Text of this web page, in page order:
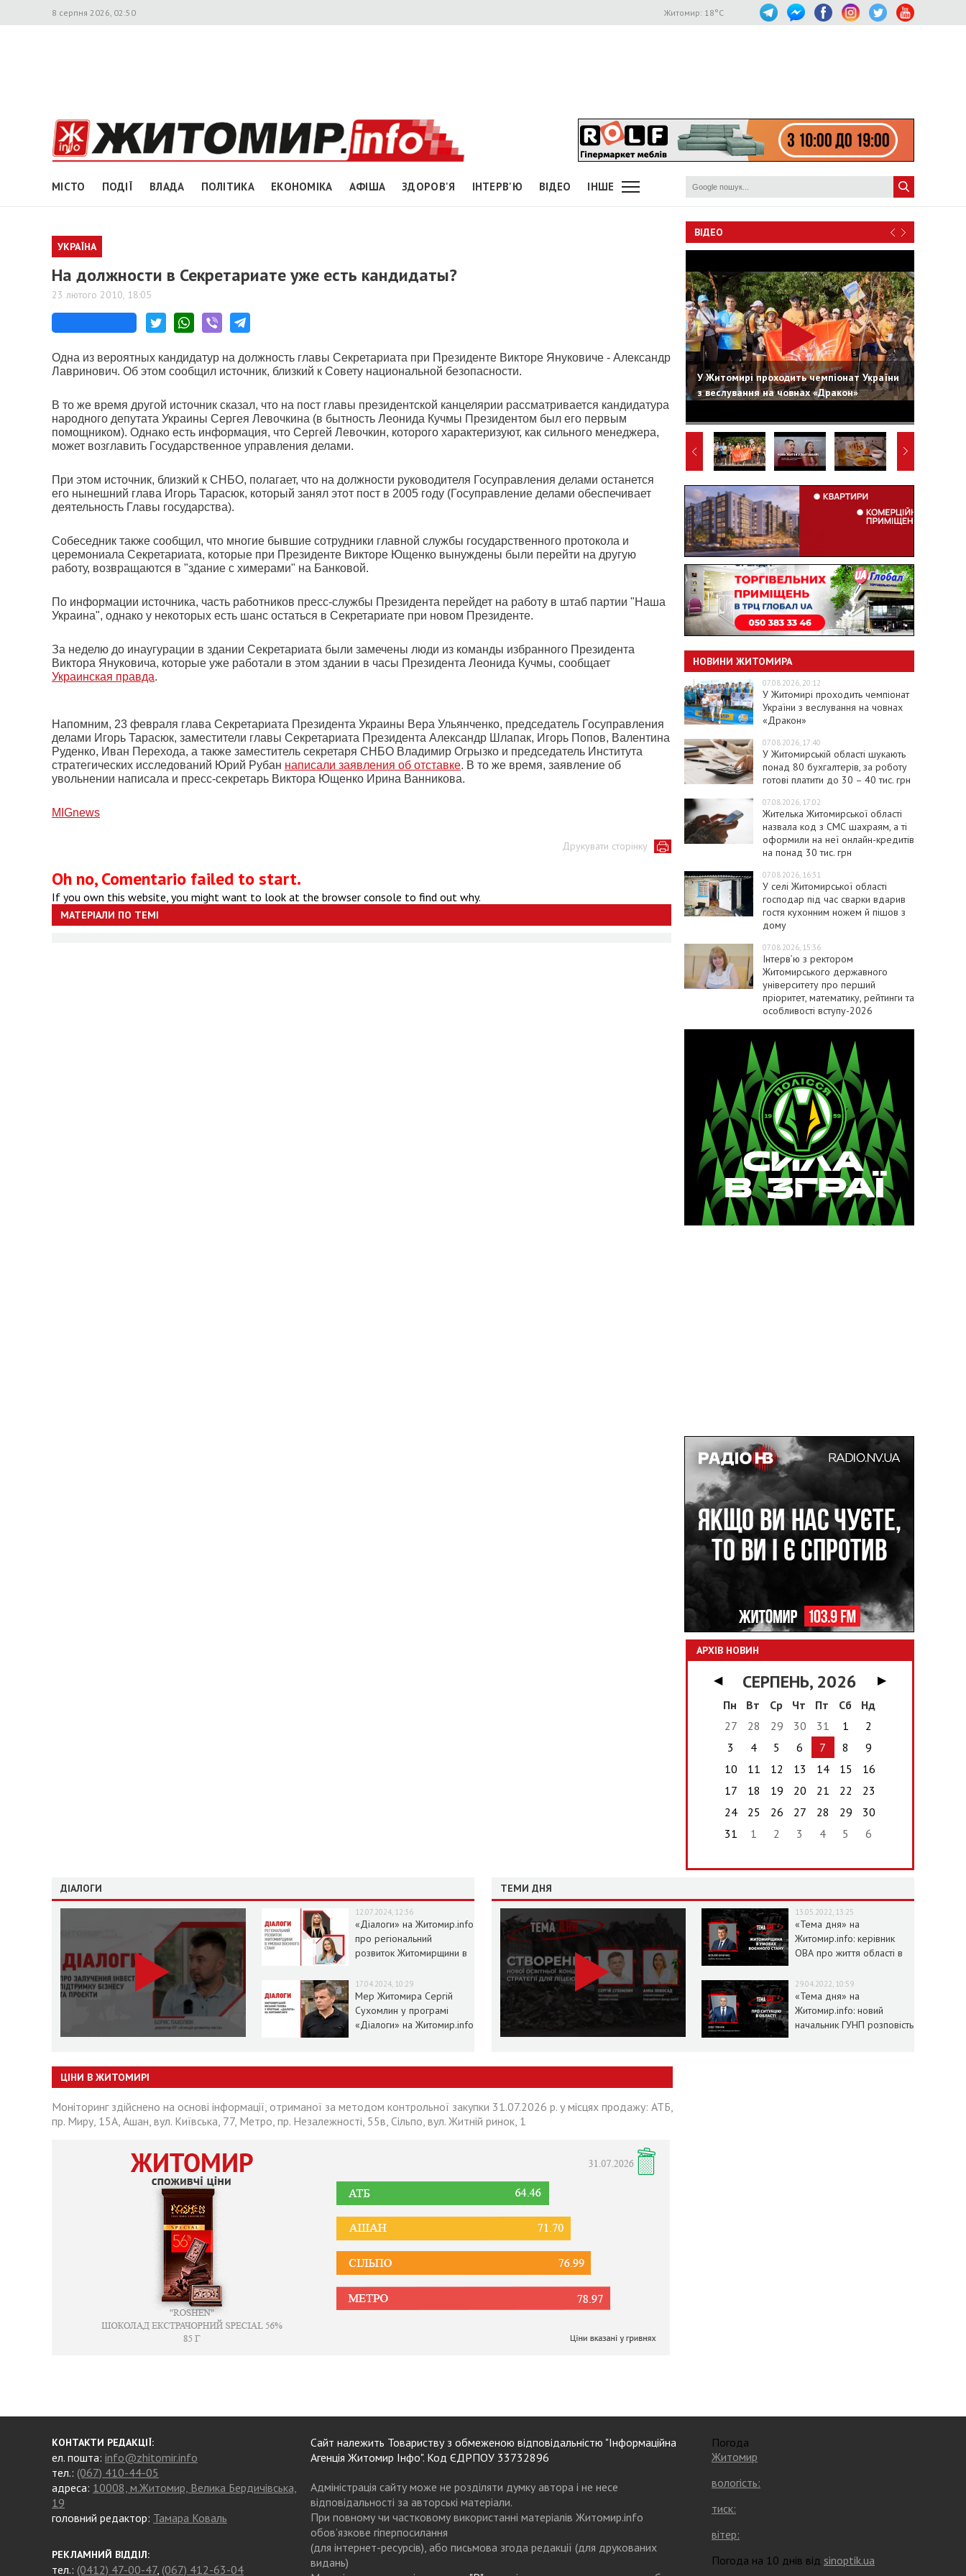
8 серпня 2026, 02:50 Житомир: 18°C
МІСТО ПОДІЇ ВЛАДА ПОЛІТИКА ЕКОНОМІКА АФІША ЗДОРОВ'Я ІНТЕРВ'Ю ВІДЕО ІНШЕ
УКРАЇНА
На должности в Секретариате уже есть кандидаты?
23 лютого 2010, 18:05
Одна из вероятных кандидатур на должность главы Секретариата при Президенте Викторе Януковиче - Александр
Лавринович. Об этом сообщил источник, близкий к Совету национальной безопасности.
В то же время другой источник сказал, что на пост главы президентской канцелярии рассматривается кандидатура
народного депутата Украины Сергея Левочкина (в бытность Леонида Кучмы Президентом был его первым
помощником). Однако есть информация, что Сергей Левочкин, которого характеризуют, как сильного менеджера,
может возглавить Государственное управления делами.
При этом источник, близкий к СНБО, полагает, что на должности руководителя Госуправления делами останется
его нынешний глава Игорь Тарасюк, который занял этот пост в 2005 году (Госуправление делами обеспечивает
деятельность Главы государства).
Собеседник также сообщил, что многие бывшие сотрудники главной службы государственного протокола и
церемониала Секретариата, которые при Президенте Викторе Ющенко вынуждены были перейти на другую
работу, возвращаются в "здание с химерами" на Банковой.
По информации источника, часть работников пресс-службы Президента перейдет на работу в штаб партии "Наша
Украина", однако у некоторых есть шанс остаться в Секретариате при новом Президенте.
За неделю до инаугурации в здании Секретариата были замечены люди из команды избранного Президента
Виктора Януковича, которые уже работали в этом здании в часы Президента Леонида Кучмы, сообщает
Украинская правда.
Напомним, 23 февраля глава Секретариата Президента Украины Вера Ульянченко, председатель Госуправления
делами Игорь Тарасюк, заместители главы Секретариата Президента Александр Шлапак, Игорь Попов, Валентина
Руденко, Иван Перехода, а также заместитель секретаря СНБО Владимир Огрызко и председатель Института
стратегических исследований Юрий Рубан написали заявления об отставке. В то же время, заявление об
увольнении написала и пресс-секретарь Виктора Ющенко Ирина Ванникова.
МIGnews
Друкувати сторінку
Oh no, Comentario failed to start.
If you own this website, you might want to look at the browser console to find out why.
МАТЕРІАЛИ ПО ТЕМІ
ВІДЕО
У Житомирі проходить чемпіонат України
з веслування на човнах «Дракон»
НОВИНИ ЖИТОМИРА
07.08.2026, 20:12
У Житомирі проходить чемпіонат
України з веслування на човнах
«Дракон»
07.08.2026, 17:40
У Житомирській області шукають
понад 80 бухгалтерів, за роботу
готові платити до 30 – 40 тис. грн
07.08.2026, 17:02
Жителька Житомирської області
назвала код з СМС шахраям, а ті
оформили на неї онлайн-кредитів
на понад 30 тис. грн
07.08.2026, 16:31
У селі Житомирської області
господар під час сварки вдарив
гостя кухонним ножем й пішов з
дому
07.08.2026, 15:36
Інтерв’ю з ректором
Житомирського державного
університету про перший
пріоритет, математику, рейтинги та
особливості вступу-2026
АРХІВ НОВИН
◀ СЕРПЕНЬ, 2026
▶
Пн
Вт Ср Чт Пт Сб
Нд
27
28 29 30 31 1
2
3
4 5 6 7 8
9
10
11 12 13 14 15
16
17
18 19 20 21 22
23
24
25 26 27 28 29
30
31
1 2 3 4 5 6
ДІАЛОГИ
12.07.2024, 12:36
«Діалоги» на Житомир.info
про регіональний
розвиток Житомирщини в
17.04.2024, 10:29
Мер Житомира Сергій
Сухомлин у програмі
«Діалоги» на Житомир.info
ТЕМИ ДНЯ
13.05.2022, 13:25
«Тема дня» на
Житомир.info: керівник
ОВА про життя області в
29.04.2022, 10:59
«Тема дня» на
Житомир.info: новий
начальник ГУНП розповість
ЦІНИ В ЖИТОМИРІ
Моніторинг здійснено на основі інформації, отриманої за методом контрольної закупки 31.07.2026 р. у місцях продажу: АТБ,
пр. Миру, 15А, Ашан, вул. Київська, 77, Метро, пр. Незалежності, 55в, Сільпо, вул. Житній ринок, 1
КОНТАКТИ РЕДАКЦІЇ:
ел. пошта: info@zhitomir.info
тел.: (067) 410-44-05
адреса: 10008, м.Житомир, Велика Бердичівська,
19
головний редактор: Тамара Коваль
РЕКЛАМНИЙ ВІДДІЛ:
тел.: (0412) 47-00-47, (067) 412-63-04
Сайт належить Товариству з обмеженою відповідальністю "Інформаційна
Агенція Житомир Інфо". Код ЄДРПОУ 33732896
Адміністрація сайту може не розділяти думку автора і не несе
відповідальності за авторські матеріали.
При повному чи частковому використанні матеріалів Житомир.info
обов’язкове гіперпосилання
(для інтернет-ресурсів), або письмова згода редакції (для друкованих
видань)
Погода
Житомир
вологість:
тиск:
вітер:
Погода на 10 днів від sinoptik.ua